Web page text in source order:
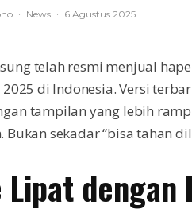
· News · 6 Agustus 2025
telah resmi menjual
2025 di Indonesia. Versi
tampilan yang lebih
Bukan sekadar “bisa tahan
Lipat